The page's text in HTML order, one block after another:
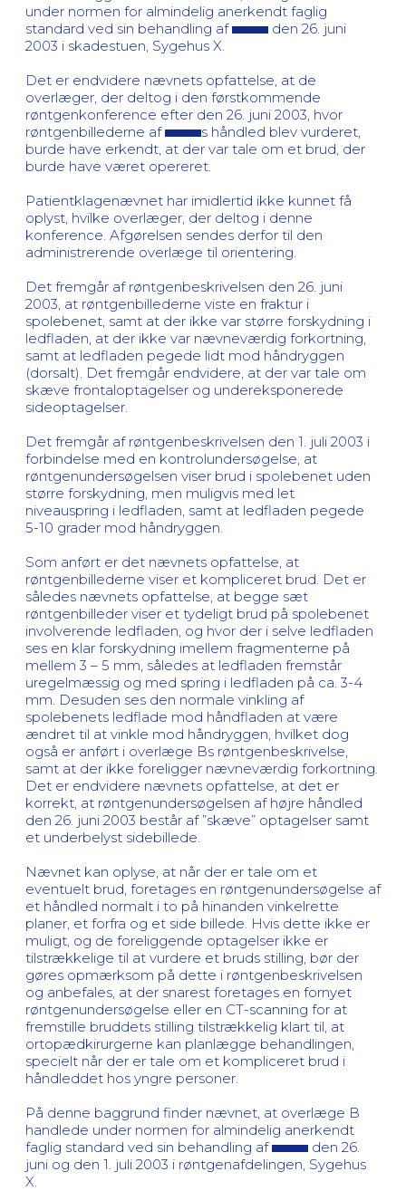
under normen for almindelig anerkendt faglig
standard ved sin behandling af
den 26. juni
2003 i skadestuen, Sygehus X.
Det er endvidere nævnets opfattelse, at de
overlæger, der deltog i den førstkommende
røntgenkonference efter den 26. juni 2003, hvor
røntgenbillederne af
s håndled blev vurderet,
burde have erkendt, at der var tale om et brud, der
burde have været opereret.
Patientklagenævnet har imidlertid ikke kunnet få
oplyst, hvilke overlæger, der deltog i denne
konference. Afgørelsen sendes derfor til den
administrerende overlæge til orientering.
Det fremgår af røntgenbeskrivelsen den 26. juni
2003, at røntgenbillederne viste en fraktur i
spolebenet, samt at der ikke var større forskydning i
ledfladen, at der ikke var nævneværdig forkortning,
samt at ledfladen pegede lidt mod håndryggen
(dorsalt). Det fremgår endvidere, at der var tale om
skæve frontaloptagelser og undereksponerede
sideoptagelser.
Det fremgår af røntgenbeskrivelsen den 1. juli 2003 i
forbindelse med en kontrolundersøgelse, at
røntgenundersøgelsen viser brud i spolebenet uden
større forskydning, men muligvis med let
niveauspring i ledfladen, samt at ledfladen pegede
5-10 grader mod håndryggen.
Som anført er det nævnets opfattelse, at
røntgenbillederne viser et kompliceret brud. Det er
således nævnets opfattelse, at begge sæt
røntgenbilleder viser et tydeligt brud på spolebenet
involverende ledfladen, og hvor der i selve ledfladen
ses en klar forskydning imellem fragmenterne på
mellem 3 – 5 mm, således at ledfladen fremstår
uregelmæssig og med spring i ledfladen på ca. 3-4
mm. Desuden ses den normale vinkling af
spolebenets ledflade mod håndfladen at være
ændret til at vinkle mod håndryggen, hvilket dog
også er anført i overlæge Bs røntgenbeskrivelse,
samt at der ikke foreligger nævneværdig forkortning.
Det er endvidere nævnets opfattelse, at det er
korrekt, at røntgenundersøgelsen af højre håndled
den 26. juni 2003 består af ”skæve” optagelser samt
et underbelyst sidebillede.
Nævnet kan oplyse, at når der er tale om et
eventuelt brud, foretages en røntgenundersøgelse af
et håndled normalt i to på hinanden vinkelrette
planer, et forfra og et side billede. Hvis dette ikke er
muligt, og de foreliggende optagelser ikke er
tilstrækkelige til at vurdere et bruds stilling, bør der
gøres opmærksom på dette i røntgenbeskrivelsen
og anbefales, at der snarest foretages en fornyet
røntgenundersøgelse eller en CT-scanning for at
fremstille bruddets stilling tilstrækkelig klart til, at
ortopædkirurgerne kan planlægge behandlingen,
specielt når der er tale om et kompliceret brud i
håndleddet hos yngre personer.
På denne baggrund finder nævnet, at overlæge B
handlede under normen for almindelig anerkendt
faglig standard ved sin behandling af
den 26.
juni og den 1. juli 2003 i røntgenafdelingen, Sygehus
X.